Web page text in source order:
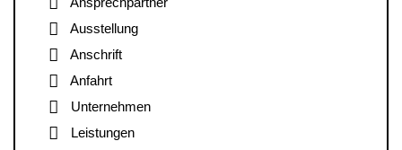
Ausstellung
Anschrift
Anfahrt
Unternehmen
Leistungen